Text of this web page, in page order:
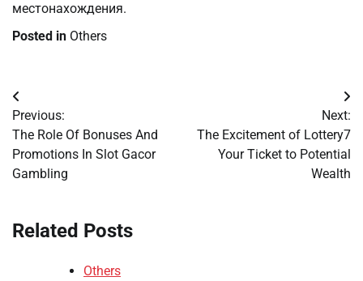
местонахождения.
Posted in Others
Post
navigation
Previous:
The Role Of Bonuses And
Promotions In Slot Gacor
Gambling
Next:
The Excitement of Lottery7
Your Ticket to Potential
Wealth
Related Posts
Others